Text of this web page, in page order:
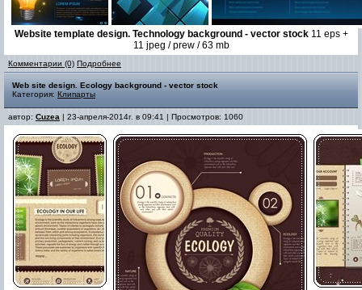
Website template design. Technology background - vector stock11 eps +
11 jpeg / prew / 63 mb
Комментарии (0) Подробнее
Web site design. Ecology background - vector stock
Категория: Клипарты
автор: Cuzea | 23-апреля-2014г. в 09:41 | Просмотров: 1060